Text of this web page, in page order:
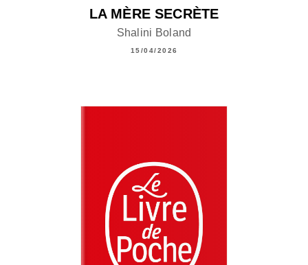
LA MÈRE SECRÈTE
Shalini Boland
15/04/2026